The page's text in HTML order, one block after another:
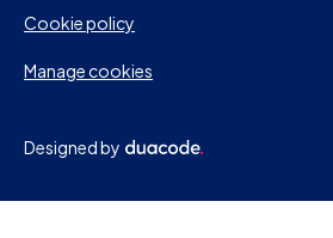
Cookie policy
Manage cookies
Designed by